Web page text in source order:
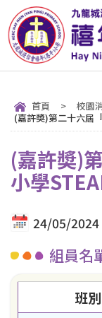
首頁 > 校園
(嘉許奬)第二十六屆
(嘉許奬)
小學
24/05/2024
組員名
班別